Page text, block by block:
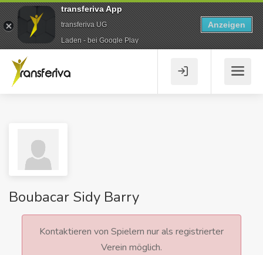
Boubacar Sidy Barry
Kontaktieren von Spielern nur als registrierter
Verein möglich.
transferiva App
transferiva UG
Laden - bei Google Play
Anzeigen